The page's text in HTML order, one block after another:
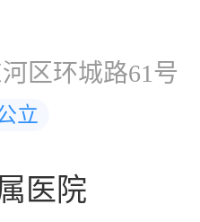
区环城路61号
立
医院